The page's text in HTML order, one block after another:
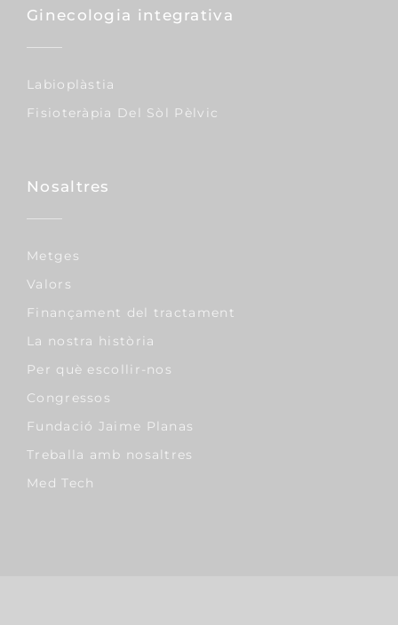
Ginecologia integrativa
Labioplàstia
Fisioteràpia Del Sòl Pèlvic
Nosaltres
Metges
Valors
Finançament del tractament
La nostra història
Per què escollir-nos
Congressos
Fundació Jaime Planas
Treballa amb nosaltres
Med Tech